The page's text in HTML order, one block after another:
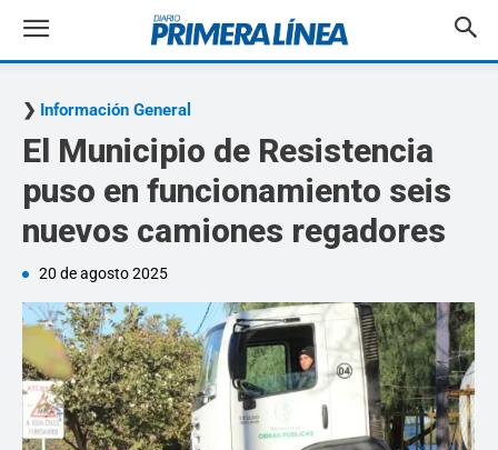
Información General
El Municipio de Resistencia
puso en funcionamiento seis
nuevos camiones regadores
20 de agosto 2025